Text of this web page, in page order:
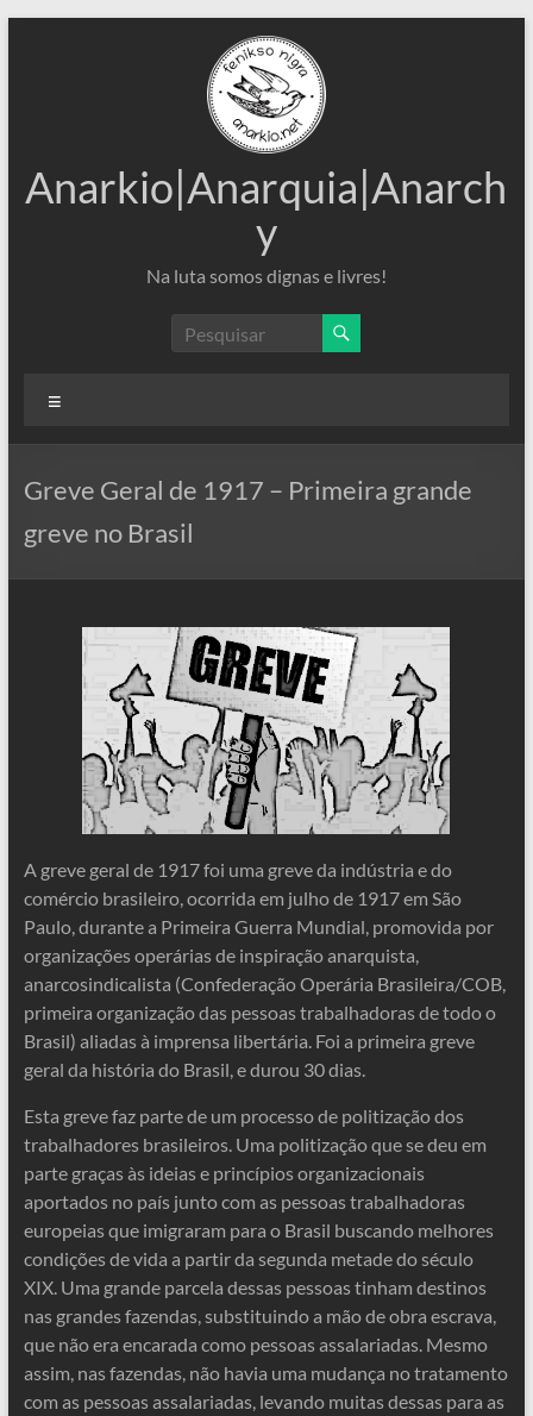
Anarkio|Anarquia|Anarch
y
Na luta somos dignas e livres!
Greve Geral de 1917 – Primeira grande
greve no Brasil
A greve geral de 1917 foi uma greve da indústria e do
comércio brasileiro, ocorrida em julho de 1917 em São
Paulo, durante a Primeira Guerra Mundial, promovida por
organizações operárias de inspiração anarquista,
anarcosindicalista (Confederação Operária Brasileira/COB,
primeira organização das pessoas trabalhadoras de todo o
Brasil) aliadas à imprensa libertária. Foi a primeira greve
geral da história do Brasil, e durou 30 dias.
Esta greve faz parte de um processo de politização dos
trabalhadores brasileiros. Uma politização que se deu em
parte graças às ideias e princípios organizacionais
aportados no país junto com as pessoas trabalhadoras
europeias que imigraram para o Brasil buscando melhores
condições de vida a partir da segunda metade do século
XIX. Uma grande parcela dessas pessoas tinham destinos
nas grandes fazendas, substituindo a mão de obra escrava,
que não era encarada como pessoas assalariadas. Mesmo
assim, nas fazendas, não havia uma mudança no tratamento
com as pessoas assalariadas, levando muitas dessas para as